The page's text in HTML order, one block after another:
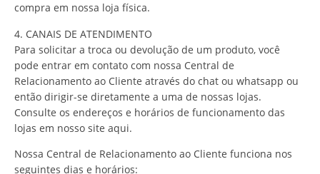
compra em nossa loja física.
4. CANAIS DE ATENDIMENTO
Para solicitar a troca ou devolução de um produto, você
pode entrar em contato com nossa Central de
Relacionamento ao Cliente através do chat ou whatsapp ou
então dirigir-se diretamente a uma de nossas lojas.
Consulte os endereços e horários de funcionamento das
lojas em nosso site aqui.
Nossa Central de Relacionamento ao Cliente funciona nos
seguintes dias e horários: